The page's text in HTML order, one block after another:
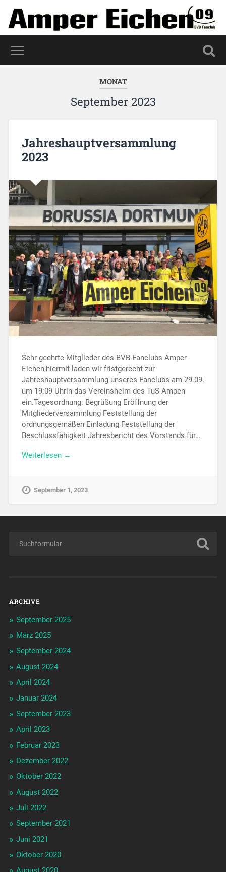
MONAT
September 2023
Jahreshauptversammlung
2023
Sehr geehrte Mitglieder des BVB-Fanclubs Amper
Eichen,hiermit laden wir fristgerecht zur
Jahreshauptversammlung unseres Fanclubs am 29.09.
um 19:09 Uhrin das Vereinsheim des TuS Ampen
ein.Tagesordnung: Begrüßung Eröffnung der
Mitgliederversammlung Feststellung der
ordnungsgemäßen Einladung Feststellung der
Beschlussfähigkeit Jahresbericht des Vorstands für…
Weiterlesen →
September 1, 2023
ARCHIVE
September 2025
März 2025
September 2024
August 2024
April 2024
Januar 2024
September 2023
April 2023
Februar 2023
Dezember 2022
Oktober 2022
August 2022
Juli 2022
September 2021
Juni 2021
Oktober 2020